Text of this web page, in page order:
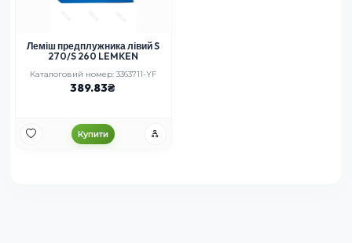
Леміш предплужника лівий S
270/S 260 LEMKEN
Каталоговий номер: 3363711-YF
389.83
Купити